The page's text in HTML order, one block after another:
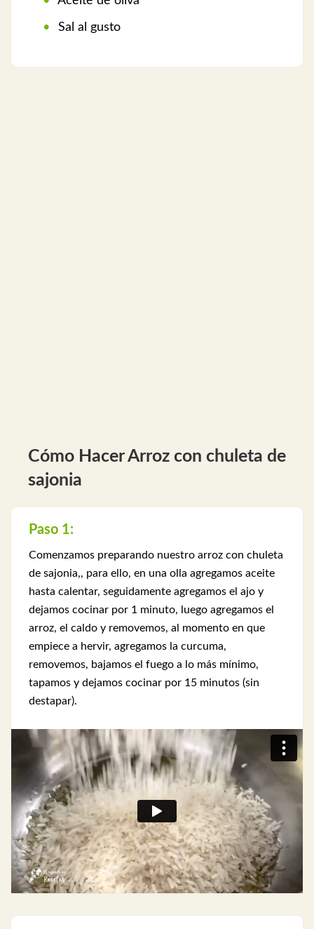
Sal al gusto
Cómo Hacer Arroz con chuleta de
sajonia
Paso 1:
Comenzamos preparando nuestro arroz con chuleta
de sajonia,, para ello, en una olla agregamos aceite
hasta calentar, seguidamente agregamos el ajo y
dejamos cocinar por 1 minuto, luego agregamos el
arroz, el caldo y removemos, al momento en que
empiece a hervir, agregamos la curcuma,
removemos, bajamos el fuego a lo más mínimo,
tapamos y dejamos cocinar por 15 minutos (sin
destapar).